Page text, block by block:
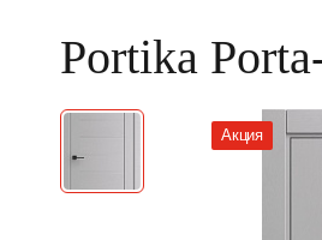
Portika
Акция